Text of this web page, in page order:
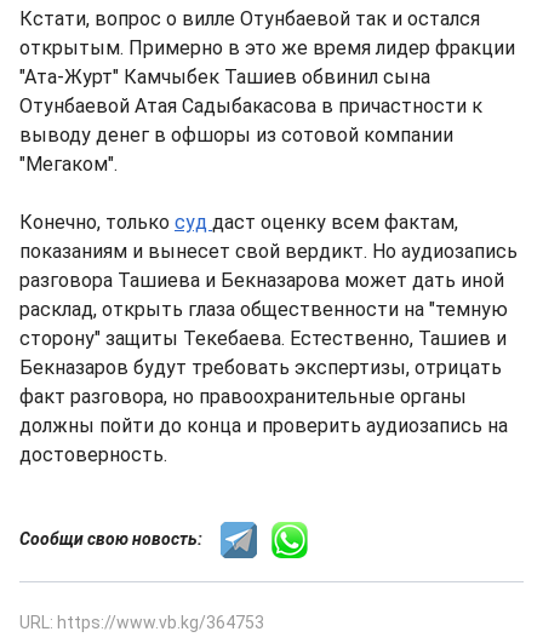
Кстати, вопрос о вилле Отунбаевой так и остался
открытым. Примерно в это же время лидер фракции
"Ата-Журт" Камчыбек Ташиев обвинил сына
Отунбаевой Атая Садыбакасова в причастности к
выводу денег в офшоры из сотовой компании
"Мегаком".
Конечно, только суд даст оценку всем фактам,
показаниям и вынесет свой вердикт. Но аудиозапись
разговора Ташиева и Бекназарова может дать иной
расклад, открыть глаза общественности на "темную
сторону" защиты Текебаева. Естественно, Ташиев и
Бекназаров будут требовать экспертизы, отрицать
факт разговора, но правоохранительные органы
должны пойти до конца и проверить аудиозапись на
достоверность.
Сообщи свою новость:
URL: https://www.vb.kg/364753